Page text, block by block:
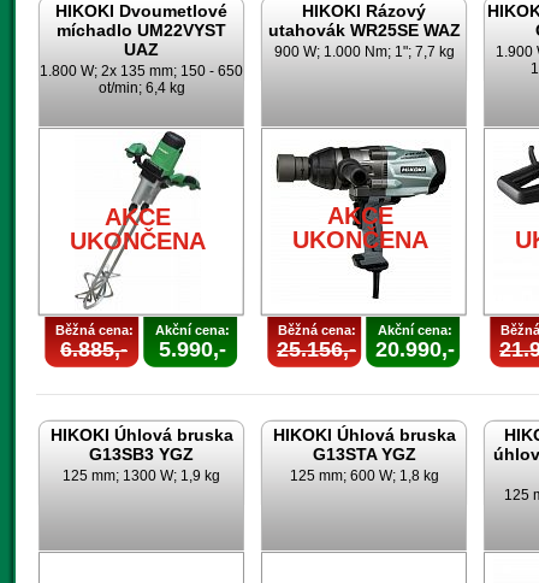
HIKOKI Dvoumetlové
míchadlo UM22VYST
UAZ
1.800 W; 2x 135 mm; 150 - 650
ot/min; 6,4 kg
AKCE
UKONČENA
Běžná cena:
6.885,-
Akční cena:
5.990,-
HIKOKI Rázový
utahovák WR25SE WAZ
900 W; 1.000 Nm; 1"; 7,7 kg
AKCE
UKONČENA
Běžná cena:
25.156,-
Akční cena:
20.990,-
1.900
HIKOKI Úhlová bruska
G13SB3 YGZ
125 mm; 1300 W; 1,9 kg
HIKOKI Úhlová bruska
G13STA YGZ
125 mm; 600 W; 1,8 kg
125